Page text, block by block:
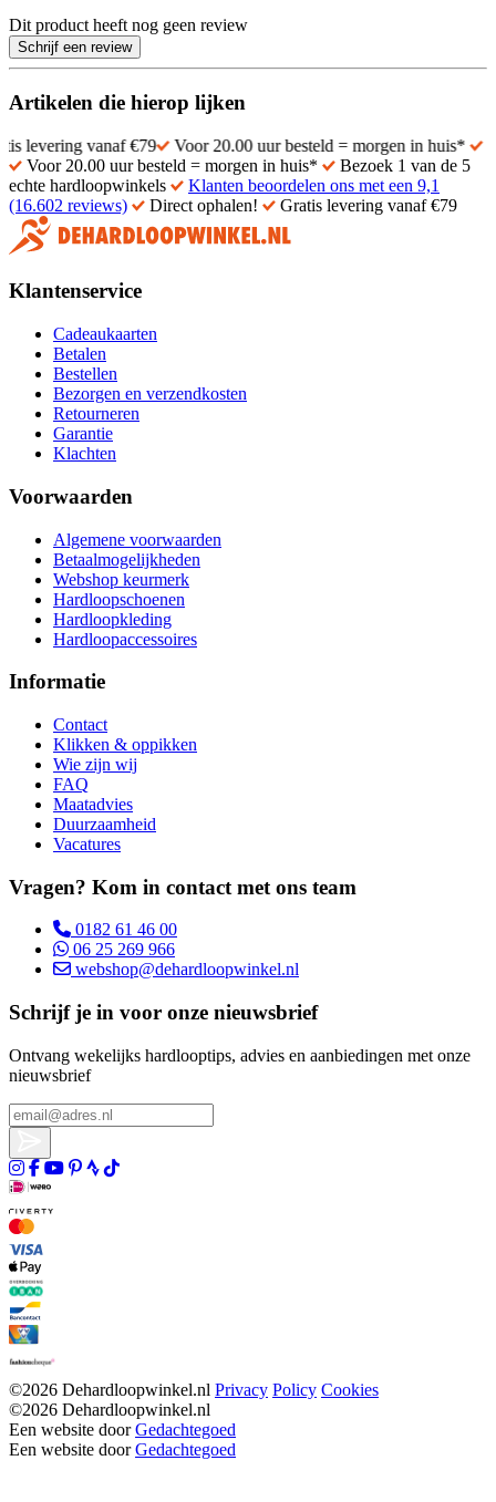
Dit product heeft nog geen review
Schrijf een review
Artikelen die hierop lijken
vanaf €79 Voor 20.00 uur besteld = morgen in huis*
Bezoek
Voor 20.00 uur besteld = morgen in huis*
Bezoek 1 van de 5
echte hardloopwinkels
Klanten beoordelen ons met een 9,1
(16.602 reviews)
Direct ophalen! Gratis levering vanaf €79
Klantenservice
Cadeaukaarten
Betalen
Bestellen
Bezorgen en verzendkosten
Retourneren
Garantie
Klachten
Voorwaarden
Algemene voorwaarden
Betaalmogelijkheden
Webshop keurmerk
Hardloopschoenen
Hardloopkleding
Hardloopaccessoires
Informatie
Contact
Klikken & oppikken
Wie zijn wij
FAQ
Maatadvies
Duurzaamheid
Vacatures
Vragen? Kom in contact met ons team
0182 61 46 00
06 25 269 966
webshop@dehardloopwinkel.nl
Schrijf je in voor onze nieuwsbrief
Ontvang wekelijks hardlooptips, advies en aanbiedingen met onze
nieuwsbrief
©2026 Dehardloopwinkel.nl Privacy Policy Cookies
©2026 Dehardloopwinkel.nl
Een website doorGedachtegoed
Een website doorGedachtegoed